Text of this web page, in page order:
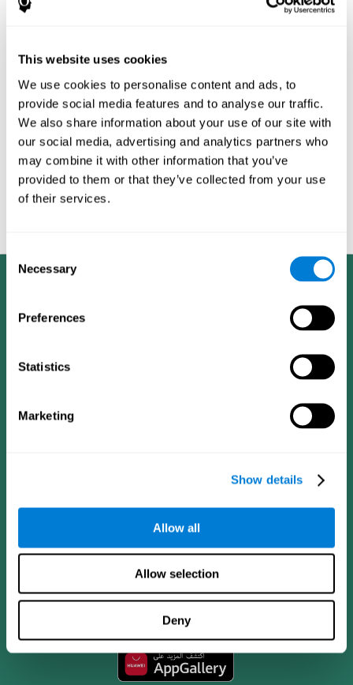
This website uses cookies
We use cookies to personalise content and ads, to
provide social media features and to analyse our traffic.
We also share information about your use of our site with
our social media, advertising and analytics partners who
may combine it with other information that you’ve
provided to them or that they’ve collected from your use
of their services.
Consent
Selection
Necessary
Preferences
Statistics
Marketing
Show details
Allow all
Allow selection
Deny
الفردي يضمن أقصى فعالية للتدريب من خلال مراقبة أداء المستخدم
ITS™ يملك ضبط ثنائي الإتجاه لمستوى التحدي لذلك صعوبة التداريب
تزداد أو تنقص بحسب أداء المستخدم.
إحدى العوامل المستخدمة في التقييم المعرفي لتحديد المميزات
المعرفية للمستخدم هي المقارنة مع أداء المميزات المعرفية
لمستخدمين آخرين بحسب الديموغرافيا, وتحديد هؤلاء برموز مثل العمر
والجنس. ما يمكن موضوعية التقييم علميا هي قاعدة بيانات كوجنيفيت
التي تحتوي على المعلومات التي تم جمعها من عدة مستخدمين
مختلفين. وهذه المعلومات هي مشتركة من قبل جميع منتجات اللياقة